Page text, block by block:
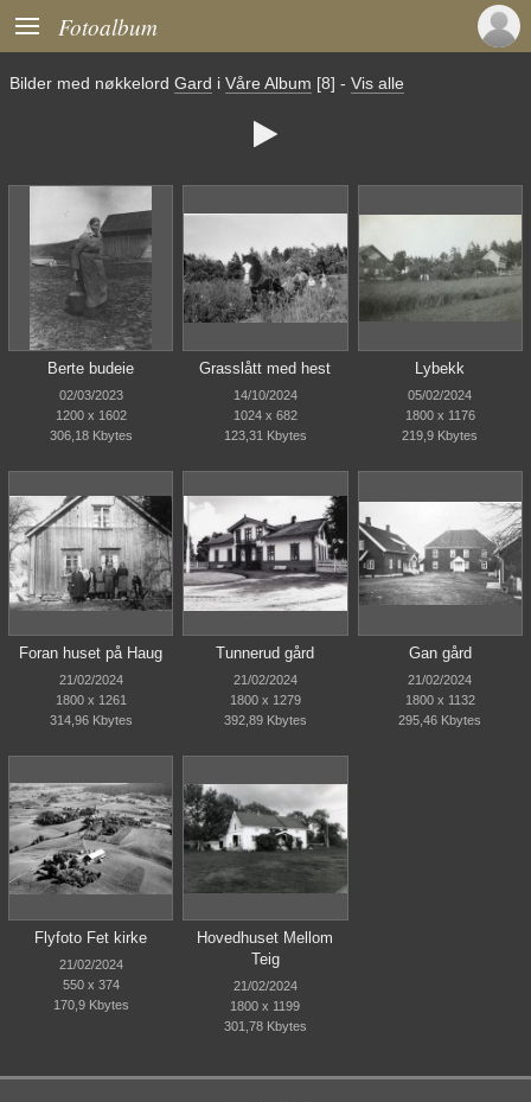
 Fotoalbum
Bilder med nøkkelord Gard i Våre Album [8] - Vis alle

Berte budeie
02/03/2023
1200 x 1602
306,18 Kbytes
Grasslått med hest
14/10/2024
1024 x 682
123,31 Kbytes
Lybekk
05/02/2024
1800 x 1176
219,9 Kbytes
Foran huset på Haug
21/02/2024
1800 x 1261
314,96 Kbytes
Tunnerud gård
21/02/2024
1800 x 1279
392,89 Kbytes
Gan gård
21/02/2024
1800 x 1132
295,46 Kbytes
Flyfoto Fet kirke
21/02/2024
550 x 374
170,9 Kbytes
Hovedhuset Mellom
Teig
21/02/2024
1800 x 1199
301,78 Kbytes